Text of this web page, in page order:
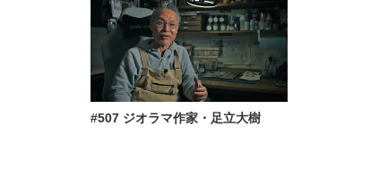
#507 ジオラマ作家・足立大樹